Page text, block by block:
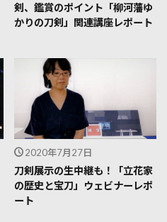
剣、鑑賞のポイント「柳河藩ゆ
かりの刀剣」関連講座レポート
2020年7月27日
刀剣展示の生中継も！「立花家
の歴史と宝刀」ウェビナーレポ
ート